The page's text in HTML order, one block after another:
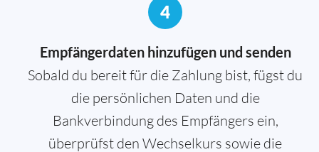
4
Empfängerdaten hinzufügen und senden
Sobald du bereit für die Zahlung bist, fügst du
die persönlichen Daten und die
Bankverbindung des Empfängers ein,
überprüfst den Wechselkurs sowie die